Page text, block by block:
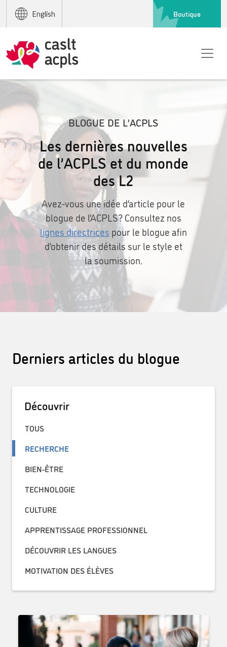
English Boutique
BLOGUE DE L’ACPLS
Les dernières nouvelles
de l’ACPLS et du monde
des L2
Avez-vous une idée d’article pour le
blogue de l’ACPLS? Consultez nos
lignes directrices pour le blogue afin
d’obtenir des détails sur le style et
la soumission.
Derniers articles du blogue
Découvrir
TOUS
RECHERCHE
BIEN-ÊTRE
TECHNOLOGIE
CULTURE
APPRENTISSAGE PROFESSIONNEL
DÉCOUVRIR LES LANGUES
MOTIVATION DES ÉLÈVES